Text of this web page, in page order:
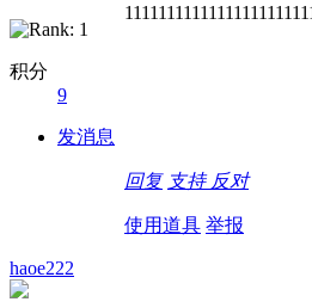
积分
9
发消息
回复 支持 反对
使用道具 举报
haoe222